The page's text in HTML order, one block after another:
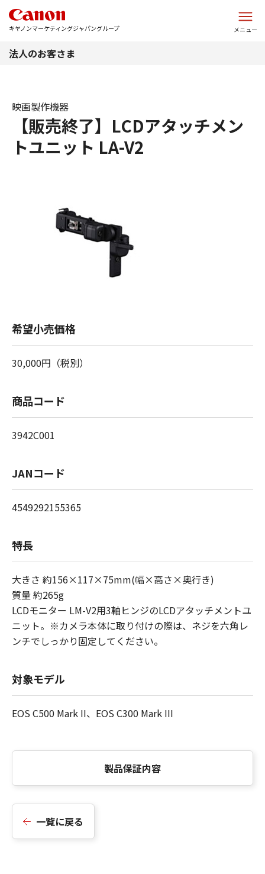
キヤノンマーケティングジャパングループ メニュー
法人のお客さま
【販売終了】LCDアタッチメン
トユニット LA-V2
映画製作機器
希望小売価格
30,000円（税別）
商品コード
3942C001
JANコード
4549292155365
特長
大きさ 約156×117×75mm(幅×高さ×奥行き)
質量 約265g
LCDモニター LM-V2用3軸ヒンジのLCDアタッチメントユ
ニット。※カメラ本体に取り付けの際は、ネジを六角レ
ンチでしっかり固定してください。
対象モデル
EOS C500 Mark II、EOS C300 Mark III
製品保証内容
一覧に戻る